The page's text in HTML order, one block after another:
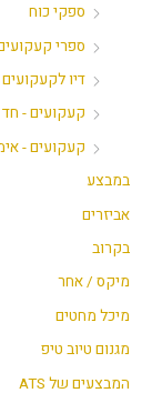
ספקי כוח
ספרי
דיו לקעקועים
קעקועים -
קעקועים -
במבצע
אביזרים
בקרוב
מיקס / אחר
מיכל מחטים
מגנום טיוב טיפ
המבצעים של ATS